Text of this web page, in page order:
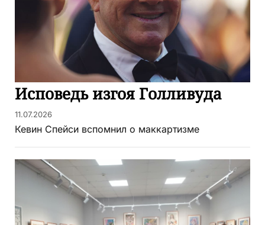
Исповедь изгоя Голливуда
11.07.2026
Кевин Спейси вспомнил о маккартизме